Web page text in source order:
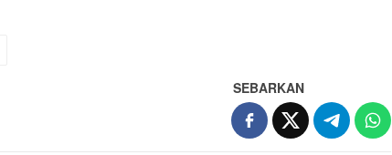
SEBARKAN